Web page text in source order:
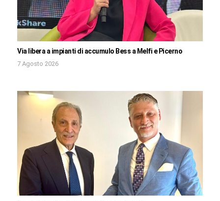
Via libera a impianti di accumulo Bess a Melfi e Picerno
7 Agosto 2026